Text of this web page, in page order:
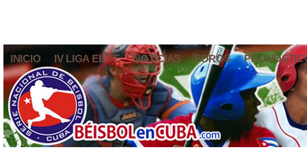
INICIO IV LIGA ELITE NOTICIAS FOROS